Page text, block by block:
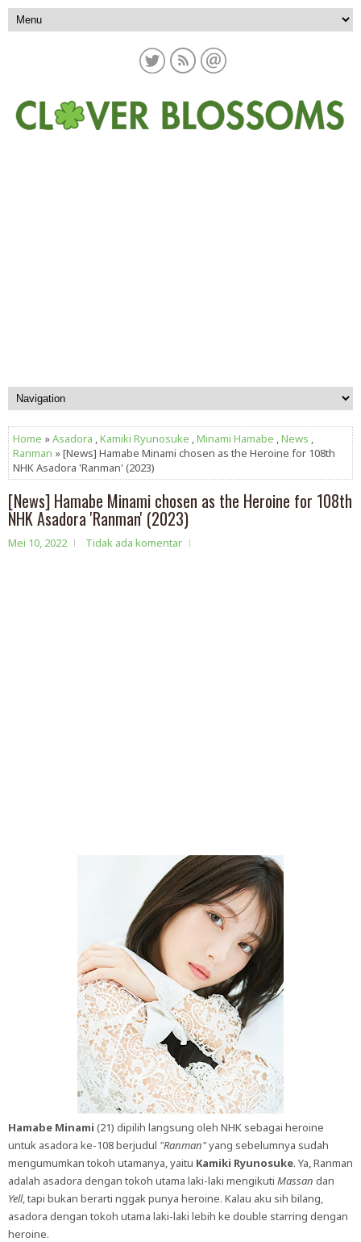
Home »Asadora ,Kamiki Ryunosuke ,Minami Hamabe ,News ,
Ranman » [News] Hamabe Minami chosen as the Heroine for 108th
NHK Asadora 'Ranman' (2023)
[News] Hamabe Minami chosen as the Heroine for 108th
NHK Asadora 'Ranman' (2023)
Mei 10, 2022 Tidak ada komentar
Hamabe Minami (21) dipilih langsung oleh NHK sebagai heroine
untuk asadora ke-108 berjudul "Ranman"yang sebelumnya sudah
mengumumkan tokoh utamanya, yaitu Kamiki Ryunosuke. Ya, Ranman
adalah asadora dengan tokoh utama laki-laki mengikuti Massan dan
Yell, tapi bukan berarti nggak punya heroine. Kalau aku sih bilang,
asadora dengan tokoh utama laki-laki lebih ke double starring dengan
heroine.